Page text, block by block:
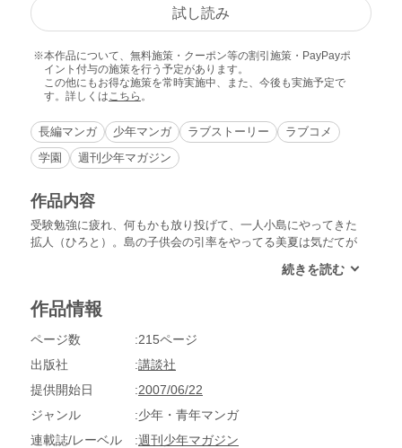
試し読み
本作品について、無料施策・クーポン等の割引施策・PayPayポ
イント付与の施策を行う予定があります。
この他にもお得な施策を常時実施中、また、今後も実施予定で
す。詳しくはこちら 。
長編マンガ 少年マンガ ラブストーリー
ラブコメ
学園
週刊少年マガジン
作品内容
受験勉強に疲れ、何もかも放り投げて、一人小島にやってきた
拡人（ひろと）。島の子供会の引率をやってる美夏は気だてが
人だが!?マガジン読者の甘ずっぱいファーストキス体験をつづ
作品情報
ページ数
215ページ
出版社
講談社
提供開始日
2007/06/22
ジャンル
少年・青年マンガ
連載誌/レーベル
週刊少年マガジン